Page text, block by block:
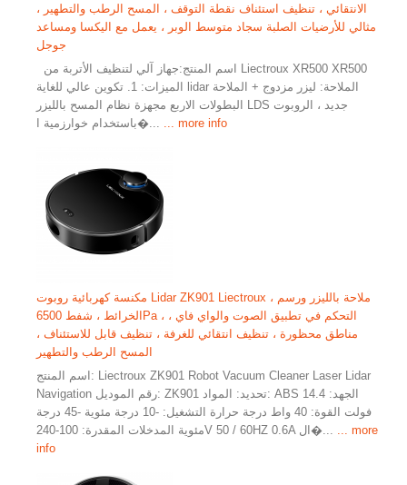
الانتقائي ، تنظيف استئناف نقطة التوقف ، المسح الرطب والتطهير ،
مثالي للأرضيات الصلبة سجاد متوسط الوبر ، يعمل مع اليكسا ومساعد
جوجل
الميزات: 1. تكوين عالي للغاية lidar الملاحة: ليزر مزدوج + الملاحة
البطولات الاربع مجهزة نظام المسح بالليزر LDS جديد ، الروبوت
باستخدام خوارزمية ا�...
... more info
مكنسة كهربائية روبوت Lidar ZK901 Liectroux ، ملاحة بالليزر ورسم
الخرائط ، شفط 6500Pa ، التحكم في تطبيق الصوت والواي فاي ،
مناطق محظورة ، تنظيف انتقائي للغرفة ، تنظيف قابل للاستئناف ،
المسح الرطب والتطهير
اسم المنتج: Liectroux ZK901 Robot Vacuum Cleaner Laser Lidar
Navigation رقم الموديل: ZK901 تحديد: المواد: ABS الجهد: 14.4
فولت القوة: 40 واط درجة حرارة التشغيل: -10 درجة مئوية -45 درجة
مئوية المدخلات المقدرة: 100-240V 50 / 60HZ 0.6A ال�...
... more
info